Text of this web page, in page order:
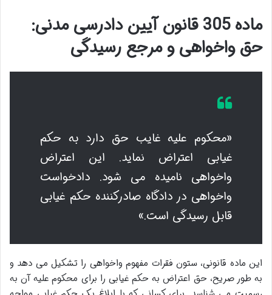
ماده 305 قانون آیین دادرسی مدنی:
حق واخواهی و مرجع رسیدگی
«محکوم علیه غایب حق دارد به حکم
غیابی اعتراض نماید. این اعتراض
واخواهی نامیده می شود. دادخواست
واخواهی در دادگاه صادرکننده حکم غیابی
قابل رسیدگی است.»
این ماده قانونی، ستون فقرات مفهوم واخواهی را تشکیل می دهد و
به طور صریح، حق اعتراض به حکم غیابی را برای محکوم علیه آن به